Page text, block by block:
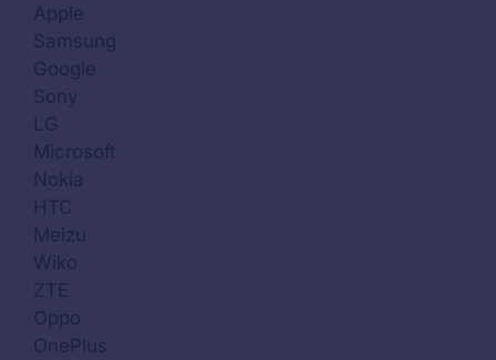
Apple
Samsung
Google
Sony
LG
Microsoft
Nokia
HTC
Meizu
Wiko
ZTE
Oppo
OnePlus